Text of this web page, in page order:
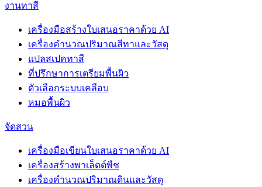
งานทาสี
เครื่องมือสร้างใบเสนอราคาด้วย AI
เครื่องคำนวณปริมาณสีทาและวัสดุ
แปลสเปคทาสี
ที่ปรึกษาการเตรียมพื้นผิว
ตัวเลือกระบบเคลือบ
หมอพื้นผิว
จัดสวน
เครื่องมือเขียนใบเสนอราคาด้วย AI
เครื่องสร้างพาเล็ตต์พืช
เครื่องคำนวณปริมาณดินและวัสดุ